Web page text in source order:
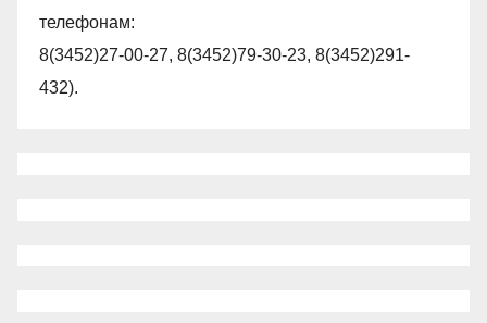
телефонам:
8(3452)27-00-27, 8(3452)79-30-23, 8(3452)291-
432).